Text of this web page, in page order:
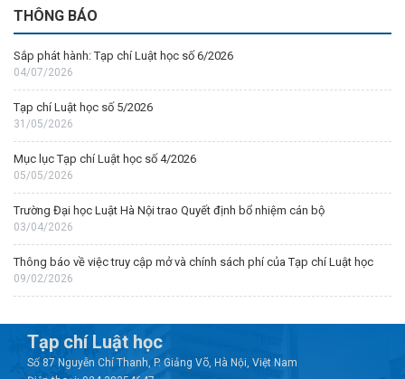
THÔNG BÁO
Sắp phát hành: Tạp chí Luật học số 6/2026
04/07/2026
Tạp chí Luật học số 5/2026
31/05/2026
Mục lục Tạp chí Luật học số 4/2026
05/05/2026
Trường Đại học Luật Hà Nội trao Quyết định bổ nhiệm cán bộ
03/04/2026
Thông báo về việc truy cập mở và chính sách phí của Tạp chí Luật học
09/02/2026
Tạp chí Luật học
Số 87 Nguyễn Chí Thanh, P. Giảng Võ, Hà Nội, Việt Nam